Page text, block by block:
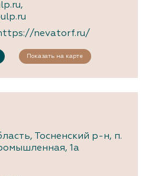
,
nevatorf.ru/
Показать на карте
Тосненский р-н, п.
1а